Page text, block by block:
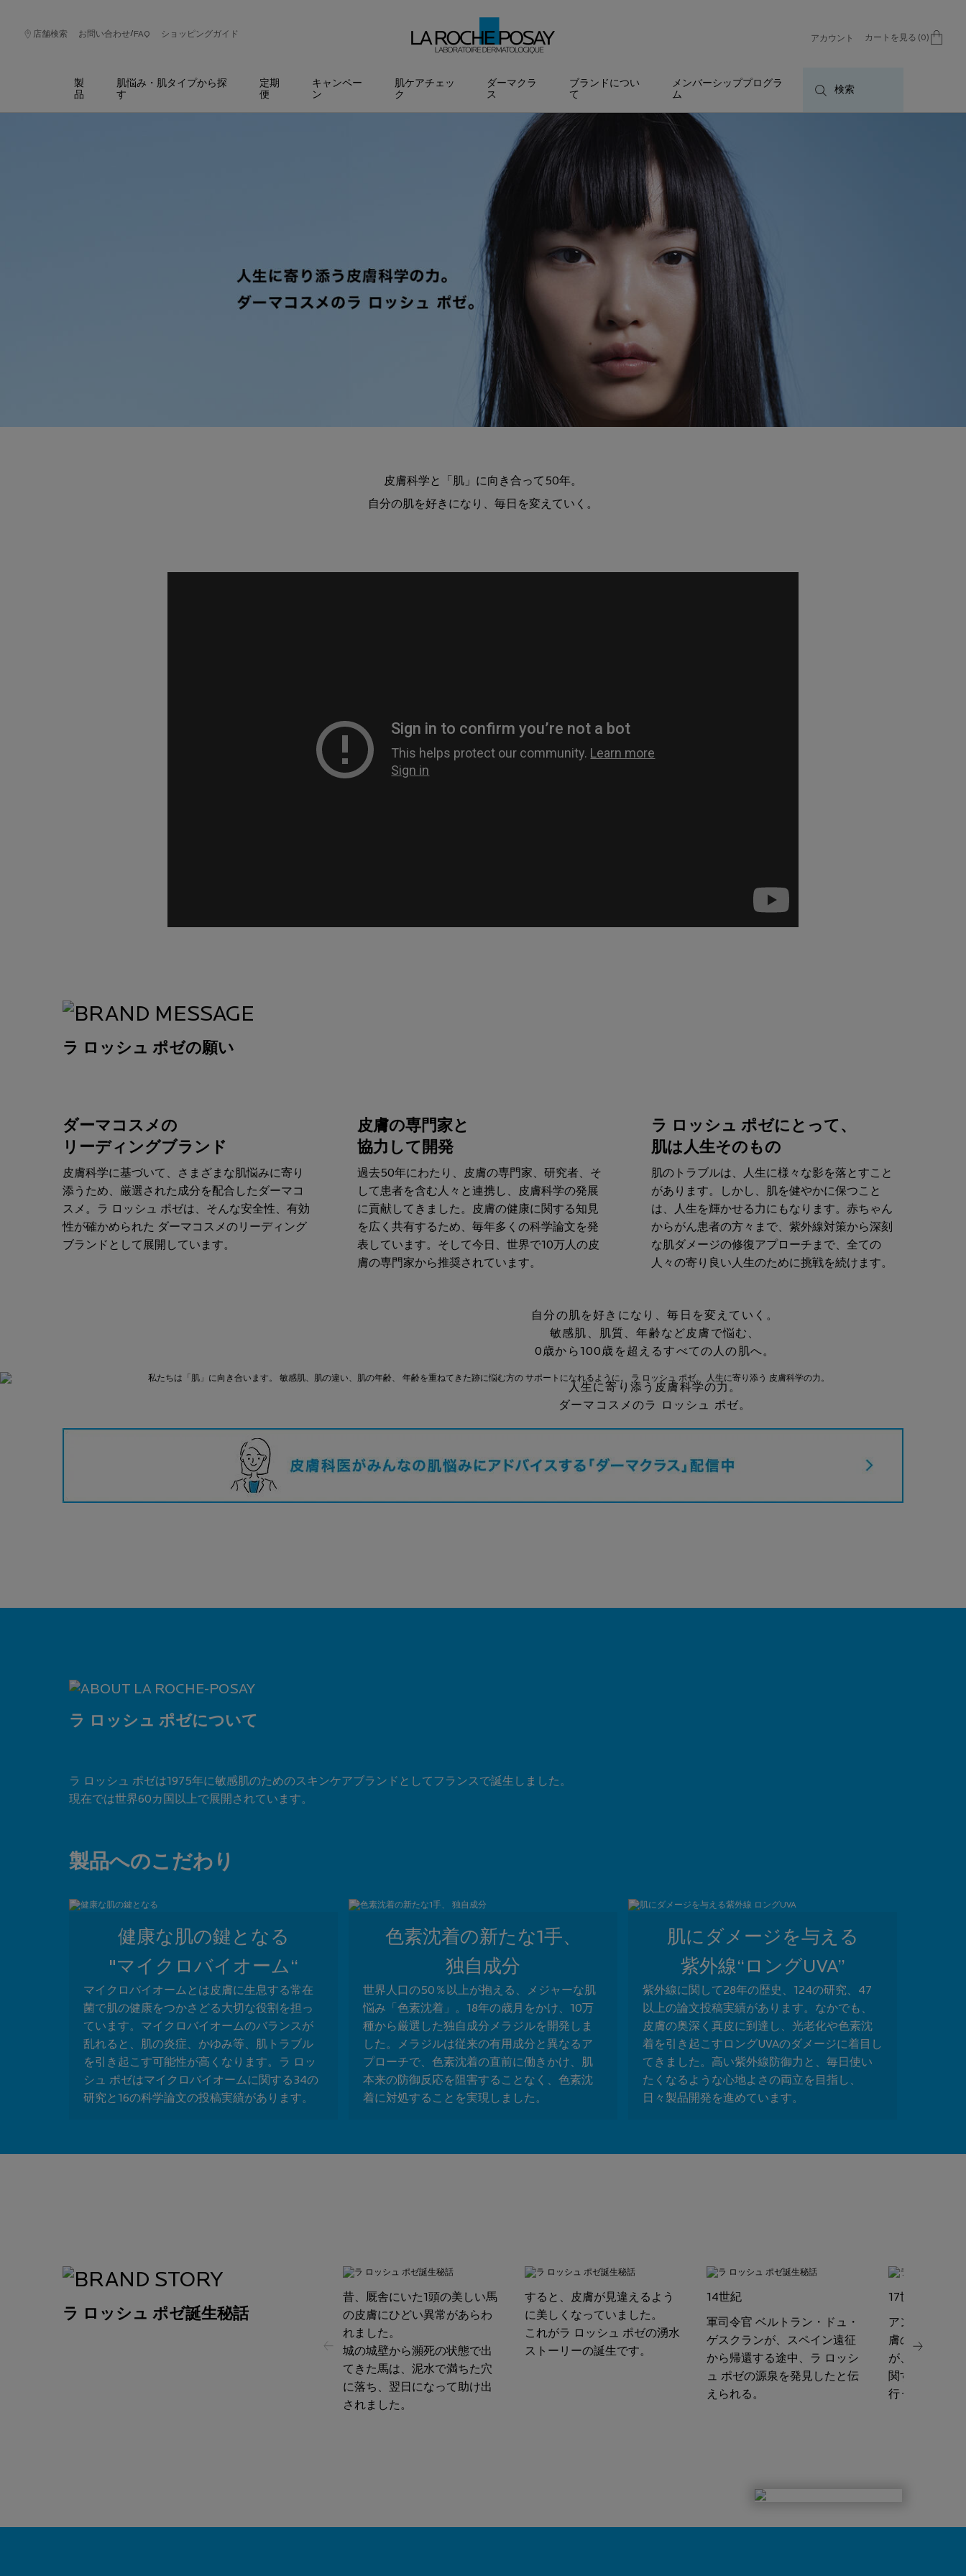
店舗検索 お問い合わせ/ FAQ ショッピングガイド
アカウント カートを見る 0
0 カート内の製品
製
品
肌悩み・肌タイプから探
す
定期
便
キャンペー
ン
肌ケアチェッ
ク
ダーマクラ
ス
ブランドについ
て
メンバーシッププログラ
ム
検索
皮膚科学と「肌」に向き合って50年。
自分の肌を好きになり、毎日を変えていく。
ラ ロッシュ ポゼの願い
ダーマコスメの
リーディングブランド
皮膚科学に基づいて、さまざまな肌悩みに寄り
添うため、厳選された成分を配合したダーマコ
スメ。ラ ロッシュ ポゼは、そんな安全性、有効
性が確かめられた ダーマコスメのリーディング
ブランドとして展開しています。​
皮膚の専門家と
協力して開発​
過去50年にわたり、皮膚の専門家、研究者、そ
して患者を含む人々と連携し、皮膚科学の発展
に貢献してきました。皮膚の健康に関する知見
を広く共有するため、毎年多くの科学論文を発
表しています。そして今日、世界で10万人の皮
膚の専門家から推奨されています。​
ラ ロッシュ ポゼにとって、
肌は人生そのもの
肌のトラブルは、人生に様々な影を落とすこと
があります。しかし、肌を健やかに保つこと
は、人生を輝かせる力にもなります。赤ちゃん
からがん患者の方々まで、紫外線対策から深刻
な肌ダメージの修復アプローチまで、全ての
人々の寄り良い人生のために挑戦を続けます。​
自分の肌を好きになり、毎日を変えていく。
敏感肌、肌質、年齢など皮膚で悩む、
0歳から100歳を超えるすべての人の肌へ。
人生に寄り添う皮膚科学の力。
ダーマコスメのラ ロッシュ ポゼ。
ラ ロッシュ ポゼについて
ラ ロッシュ ポゼは1975年に敏感肌のためのスキンケアブランドとしてフランスで誕生しました。
現在では世界60カ国以上で展開されています。
製品へのこだわり
健康な肌の鍵となる
"マイクロバイオーム“
マイクロバイオームとは皮膚に生息する常在
菌で肌の健康をつかさどる大切な役割を担っ
ています。マイクロバイオームのバランスが
乱れると、肌の炎症、かゆみ等、肌トラブル
を引き起こす可能性が高くなります。ラ ロッ
シュ ポゼはマイクロバイオームに関する34の
研究と16の科学論文の投稿実績があります。
色素沈着の新たな1手、
独自成分
世界人口の50％以上が抱える、メジャーな肌
悩み「色素沈着」。18年の歳月をかけ、10万
種から厳選した独自成分メラジルを開発しま
した。メラジルは従来の有用成分と異なるア
プローチで、色素沈着の直前に働きかけ、肌
本来の防御反応を阻害することなく、色素沈
着に対処することを実現しました。
肌にダメージを与える
紫外線“ロングUVA”​​
紫外線に関して28年の歴史、124の研究、47
以上の論文投稿実績があります。なかでも、
皮膚の奥深く真皮に到達し、光老化や色素沈
着を引き起こすロングUVAのダメージに着目し
てきました。高い紫外線防御力と、毎日使い
たくなるような心地よさの両立を目指し、
日々製品開発を進めています。
ラ ロッシュ ポゼ誕生秘話
スライド 3 / 6
昔、厩舎にいた1頭の美しい馬
の皮膚にひどい異常があらわ
れました。
城の城壁から瀕死の状態で出
てきた馬は、泥水で満ちた穴
に落ち、翌日になって助け出
されました。
すると、皮膚が見違えるよう
に美しくなっていました。
これがラ ロッシュ ポゼの湧水
ストーリーの誕生です。
14世紀
軍司令官 ベルトラン・ドュ・
ゲスクランが、スペイン遠征
から帰還する途中、ラ ロッシ
ュ ポゼの源泉を発見したと伝
えられる。
17世紀
アンリ4世お
膚の専門家で
が、ラ ロッシ
関するはじめ
行う。